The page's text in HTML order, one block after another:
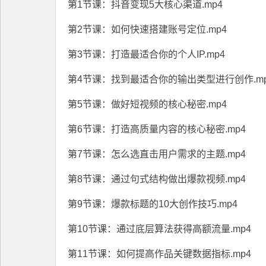
第1节课：抖音变现5大核心渠道.mp4
第2节课：如何快速搭建账号定位.mp4
第3节课：打造最适合你的个人IP.mp4
第4节课：找到最适合你的输出类型进行创作
第5节课：做好短视频的核心秘密.mp4
第6节课：打造高质量内容的核心秘密.mp4
第7节课：怎么选直击用户需求的主题.mp4
第8节课：通过句式结构做出爆款视频.mp4
第9节课：爆款标题的10大创作技巧.mp4
第10节课：通过底层算法获得高额流量.mp4
第11节课：如何提高作品关键数据指标.mp4